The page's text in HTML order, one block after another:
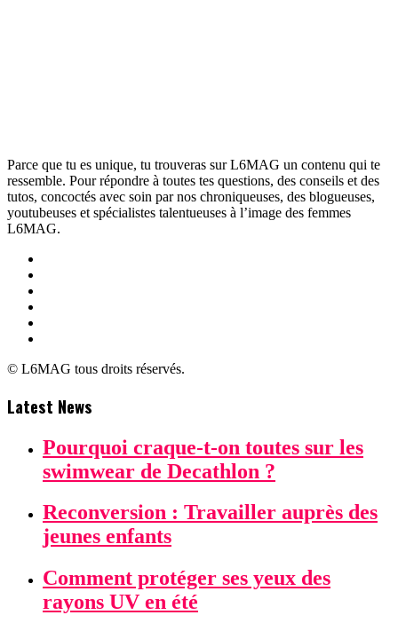
Parce que tu es unique, tu trouveras sur L6MAG un contenu qui te
ressemble. Pour répondre à toutes tes questions, des conseils et des
tutos, concoctés avec soin par nos chroniqueuses, des blogueuses,
youtubeuses et spécialistes talentueuses à l’image des femmes
L6MAG.
© L6MAG tous droits réservés.
Latest News
Pourquoi craque-t-on toutes sur les
swimwear de Decathlon ?
Reconversion : Travailler auprès des
jeunes enfants
Comment protéger ses yeux des
rayons UV en été